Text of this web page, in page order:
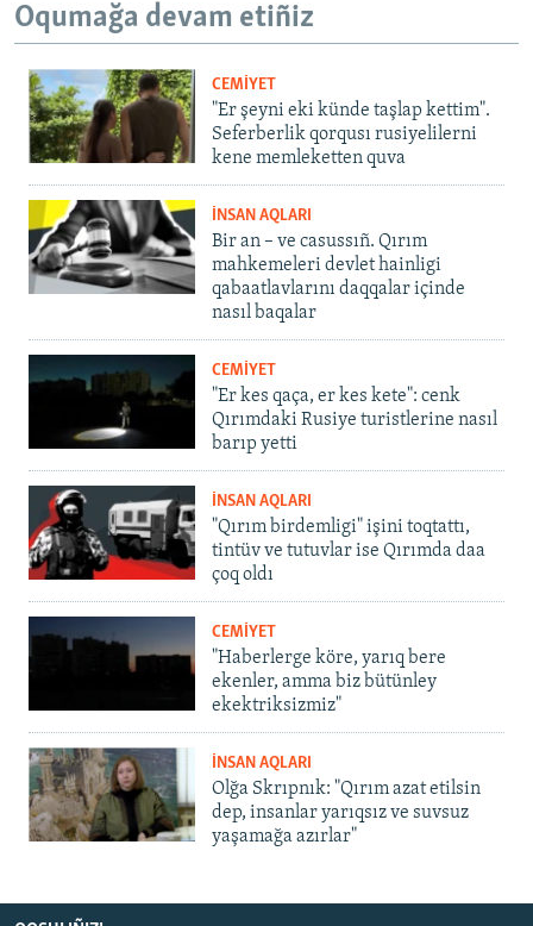
Oqumağa devam etiñiz
CEMİYET
"Er şeyni eki künde taşlap kettim".
Seferberlik qorqusı rusiyelilerni
kene memleketten quva
İNSAN AQLARI
Bir an – ve casussıñ. Qırım
mahkemeleri devlet hainligi
qabaatlavlarını daqqalar içinde
nasıl baqalar
CEMİYET
"Er kes qaça, er kes kete": cenk
Qırımdaki Rusiye turistlerine nasıl
barıp yetti
İNSAN AQLARI
"Qırım birdemligi" işini toqtattı,
tintüv ve tutuvlar ise Qırımda daa
çoq oldı
CEMİYET
"Haberlerge köre, yarıq bere
ekenler, amma biz bütünley
ekektriksizmiz"
İNSAN AQLARI
Olğa Skrıpnık: "Qırım azat etilsin
dep, insanlar yarıqsız ve suvsuz
yaşamağa azırlar"